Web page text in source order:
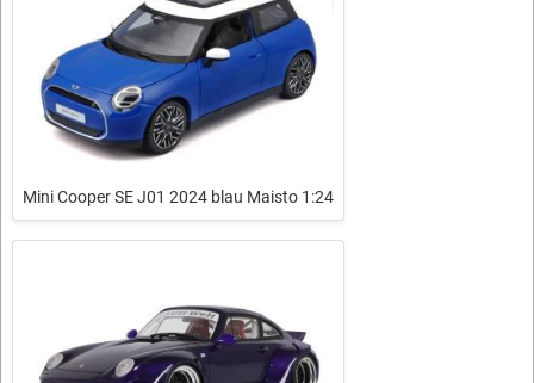
Mini Cooper SE J01 2024 blau Maisto 1:24